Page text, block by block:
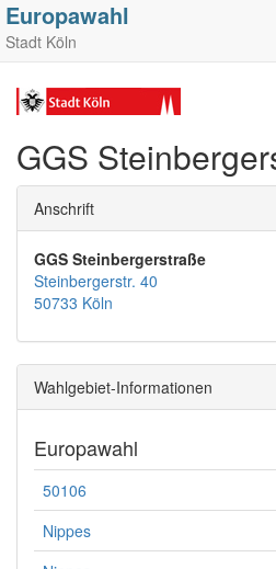
Europawahl
Stadt Köln
GGS
Anschrift
GGS Steinbergerstraße
Steinbergerstr. 40
50733 Köln
Wahlgebiet-Informationen
Europawahl
50106
Nippes